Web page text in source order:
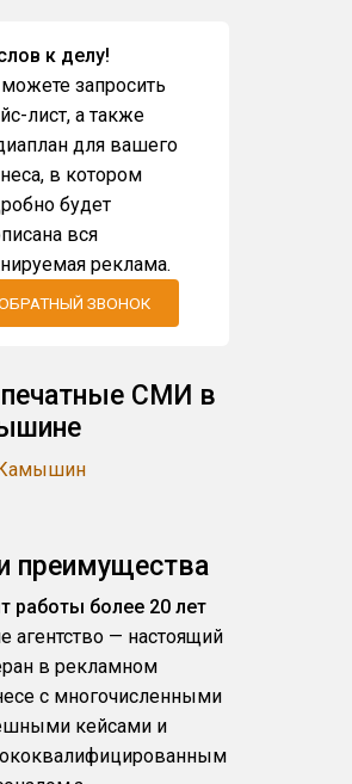
к делу!
запросить
лист, а также
для вашего
в котором
будет
вся
реклама.
ЗВОНОК
СМИ в
преимущества
работы более 20 лет
агентство — настоящий
в рекламном
с многочисленными
кейсами и